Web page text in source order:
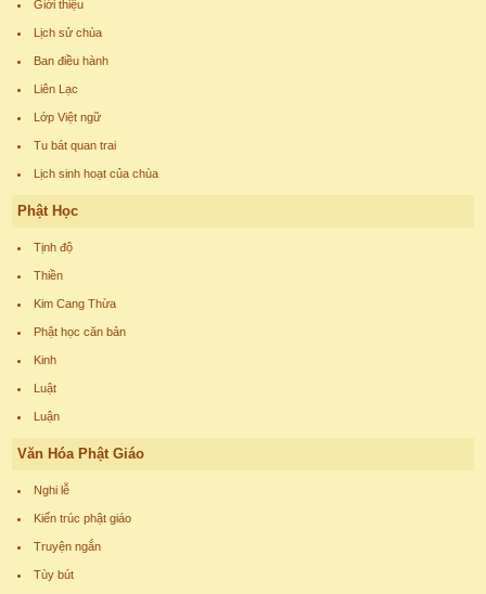
Giới thiệu
Lịch sử chùa
Ban điều hành
Liên Lạc
Lớp Việt ngữ
Tu bát quan trai
Lịch sinh hoạt của chùa
Phật Học
Tịnh độ
Thiền
Kim Cang Thừa
Phật học căn bản
Kinh
Luật
Luận
Văn Hóa Phật Giáo
Nghi lễ
Kiến trúc phật giáo
Truyện ngắn
Tùy bút